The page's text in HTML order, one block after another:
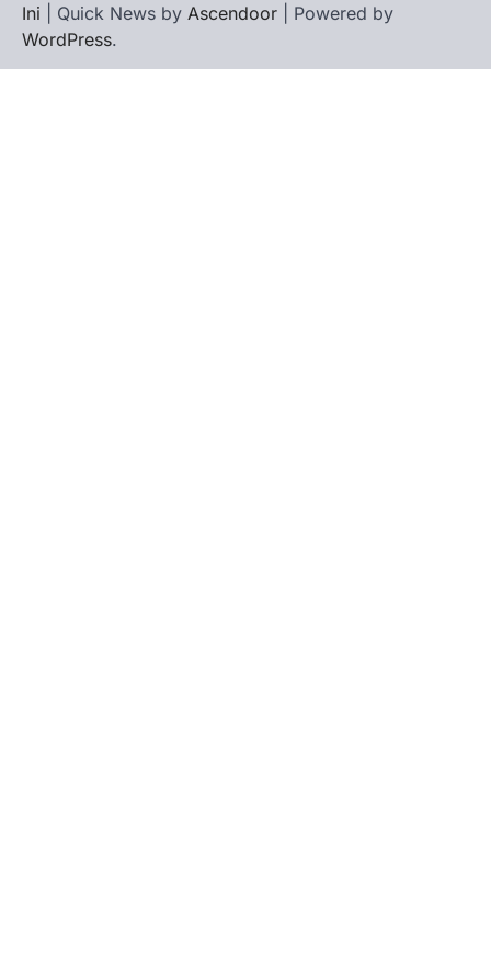
Ini | Quick News by Ascendoor | Powered by
WordPress.